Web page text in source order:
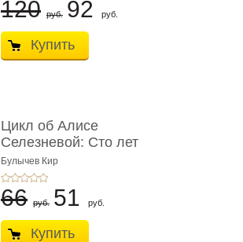
120 руб. 92 руб.
Купить
Цикл об Алисе
Селезневой: Сто лет
тому вперед
Булычев Кир
66 руб. 51 руб.
Купить